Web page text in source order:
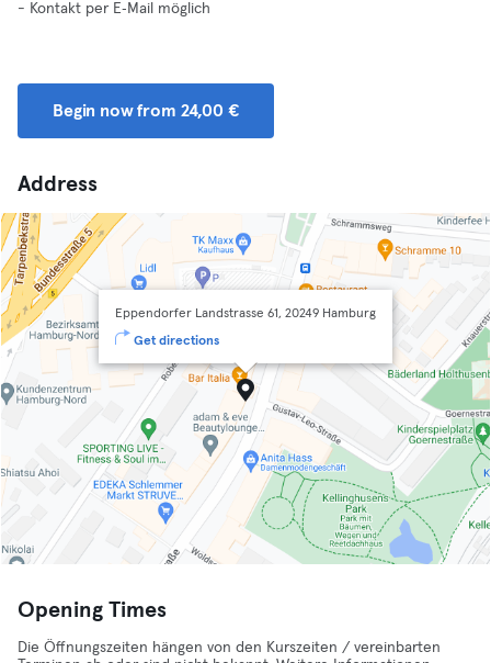
- Kontakt per E‑Mail möglich
Begin now from 24,00 €
Address
Eppendorfer Landstrasse 61, 20249 Hamburg
Get directions
Opening Times
Die Öffnungszeiten hängen von den Kurszeiten / vereinbarten